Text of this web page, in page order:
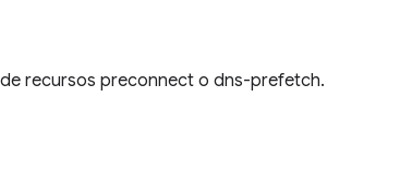
recursos preconnect o dns-prefetch.